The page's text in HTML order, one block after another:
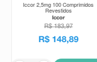
Iccor 2,5mg 100 Comprimidos
Revestidos
Iccor
R$ 183,97
R$ 148,89